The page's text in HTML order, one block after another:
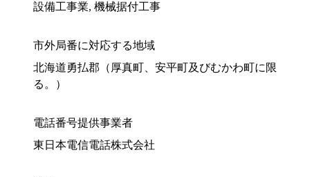
設備工事業, 機械据付工事
市外局番に対応する地域
北海道勇払郡（厚真町、安平町及びむかわ町に限
る。）
電話番号提供事業者
東日本電信電話株式会社